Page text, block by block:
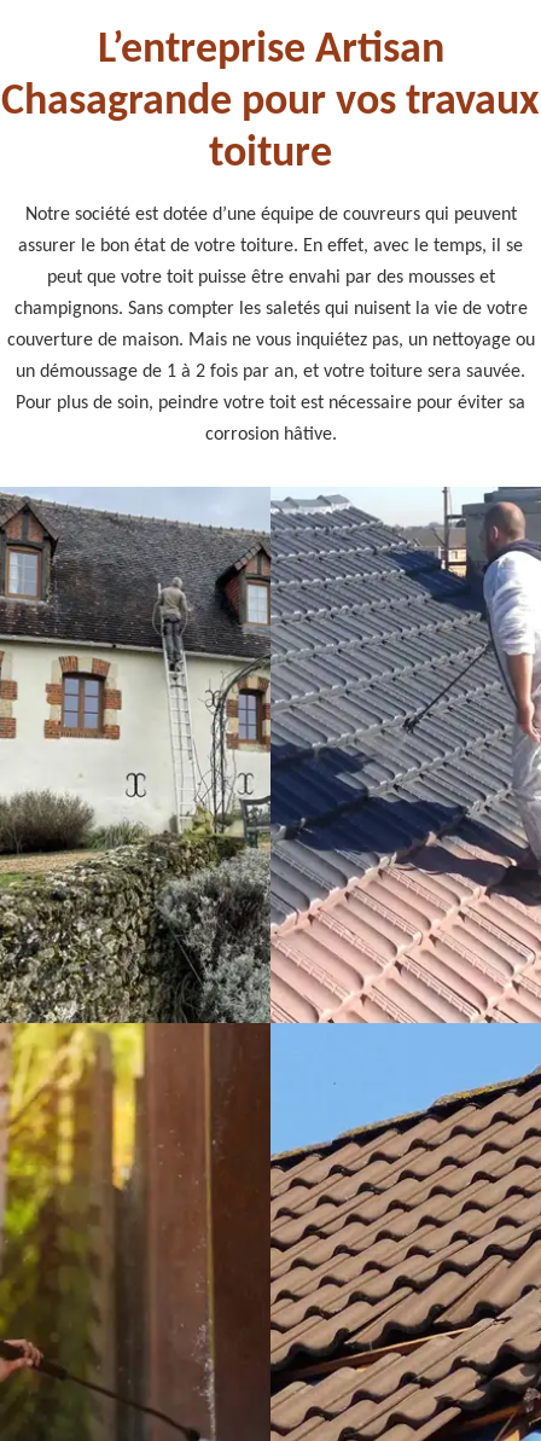
L’entreprise Artisan
Chasagrande pour vos travaux
toiture
Notre société est dotée d’une équipe de couvreurs qui peuvent
assurer le bon état de votre toiture. En effet, avec le temps, il se
peut que votre toit puisse être envahi par des mousses et
champignons. Sans compter les saletés qui nuisent la vie de votre
couverture de maison. Mais ne vous inquiétez pas, un nettoyage ou
un démoussage de 1 à 2 fois par an, et votre toiture sera sauvée.
Pour plus de soin, peindre votre toit est nécessaire pour éviter sa
corrosion hâtive.